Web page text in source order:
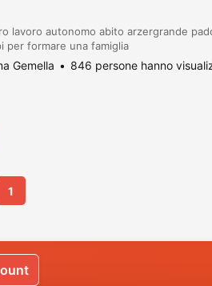
lavoro autonomo abito arzergrande
per formare una famiglia
Gemella 846 persone hanno
1